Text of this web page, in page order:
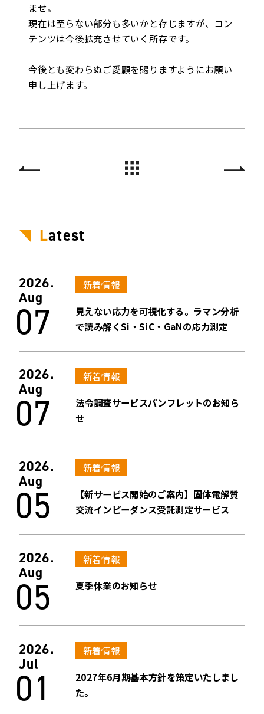
ませ。
現在は至らない部分も多いかと存じますが、コン
テンツは今後拡充させていく所存です。
今後とも変わらぬご愛顧を賜りますようにお願い
申し上げます。
Latest
2026.
Aug
07
新着情報
見えない応力を可視化する。ラマン分析
で読み解くSi・SiC・GaNの応力測定
2026.
Aug
07
新着情報
法令調査サービスパンフレットのお知ら
せ
2026.
Aug
05
新着情報
【新サービス開始のご案内】固体電解質
交流インピーダンス受託測定サービス
2026.
Aug
05
新着情報
夏季休業のお知らせ
2026.
Jul
01
新着情報
2027年6月期基本方針を策定いたしまし
た。